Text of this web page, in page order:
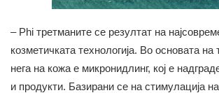
– Phi третманите се резултат на
козметичката технологија. Во основата на
нега на кожа е микронидлинг, кој е
и продукти. Базирани се на стимулација